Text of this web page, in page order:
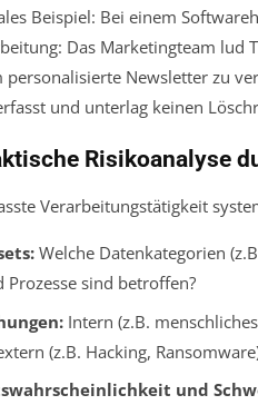
Beispiel: Bei einem
Das Marketingteam lud
Newsletter zu
und unterlag keinen
Risikoanalyse
Verarbeitungstätigkeit
Welche Datenkategorien
Prozesse sind betroffen?
Intern (z.B.
(z.B. Hacking,
und